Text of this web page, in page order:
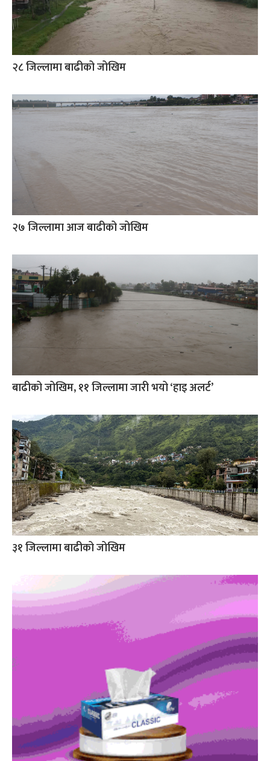
२८ जिल्लामा बाढीको जोखिम
२७ जिल्लामा आज बाढीको जोखिम
बाढीको जोखिम, ११ जिल्लामा जारी भयो ‘हाइ अलर्ट’
३१ जिल्लामा बाढीको जोखिम